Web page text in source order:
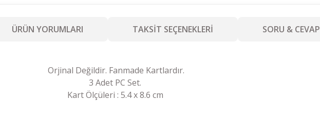
ÜRÜN YORUMLARI TAKSİT SEÇENEKLERİ SORU & CEVAP
Orjinal Değildir. Fanmade Kartlardır.
3 Adet PC Set.
Kart Ölçüleri : 5.4 x 8.6 cm